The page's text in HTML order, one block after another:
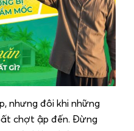
nhưng đôi khi những
chợt ập đến. Đừng